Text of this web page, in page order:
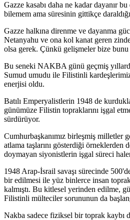
Gazze kasabı daha ne kadar dayanır
bilemem ama süresinin gittikçe
Gazze halkına direnme ve dayanma
Netanyahu ve ona kol kanat geren
olsa gerek. Çünkü gelişmeler bize
Bu seneki NAKBA günü geçmiş
Sumud umudu ile Filistinli
enerjisi oldu.
Batılı Emperyalistlerin 1948 de
günümüze Filistin topraklarını işgal
sürdürüyor.
Cumhurbaşkanımız birleşmiş milletler
atlama taşlarını gösterdiği örneklerden
doymayan siyonistlerin işgal süreci
1948 Arap-İsrail savaşı sürecinde
bir edilmesi ile yüz binlerce insan
kalmıştı. Bu kitlesel yerinden edilme,
Filistinli mülteciler sorununun da
Nakba sadece fiziksel bir toprak kaybı